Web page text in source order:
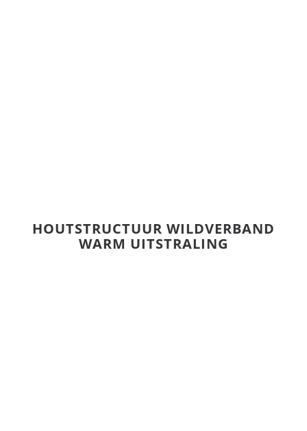
HOUTSTRUCTUUR WILDVERBAND
WARM UITSTRALING